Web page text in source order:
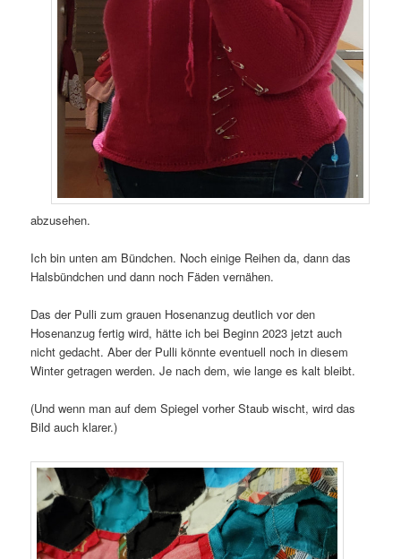
abzusehen.
Ich bin unten am Bündchen. Noch einige Reihen da, dann das
Halsbündchen und dann noch Fäden vernähen.
Das der Pulli zum grauen Hosenanzug deutlich vor den
Hosenanzug fertig wird, hätte ich bei Beginn 2023 jetzt auch
nicht gedacht. Aber der Pulli könnte eventuell noch in diesem
Winter getragen werden. Je nach dem, wie lange es kalt bleibt.
(Und wenn man auf dem Spiegel vorher Staub wischt, wird das
Bild auch klarer.)